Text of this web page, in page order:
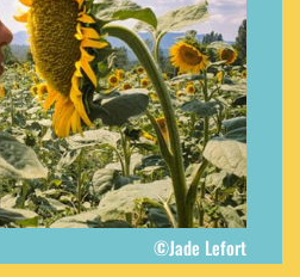
©Jade Lefort